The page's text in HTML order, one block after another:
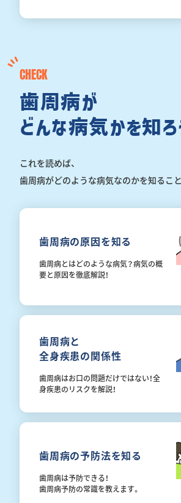
CHECK
歯周病が
どんな病気かを知ろ
これを読めば、
歯周病がどのような病気なのかを知るこ
歯周病の原因を知る
歯周病とはどのような病気？病気の概
要と原因を徹底解説！
歯周病と
全身疾患の関係性
歯周病はお口の問題だけではない！全
身疾患のリスクを解説！
歯周病の予防法を知る
歯周病は予防できる！
歯周病予防の常識を教えます。